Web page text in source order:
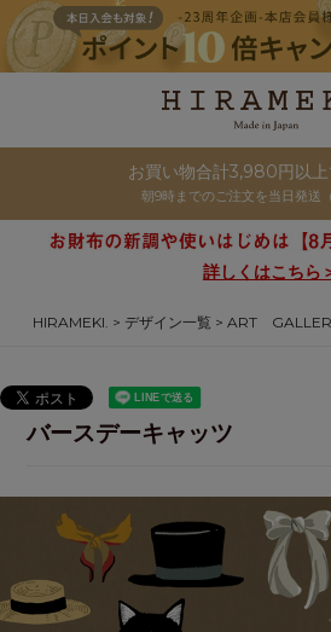
お買い物合計3,980円以
朝9時までのご注文を当日発送
詳しくはこちら
HIRAMEKI. デザイン一覧 ART
バースデーキャッツ